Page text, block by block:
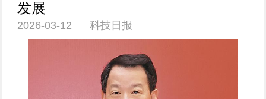
发展
2026-03-12 科技日报